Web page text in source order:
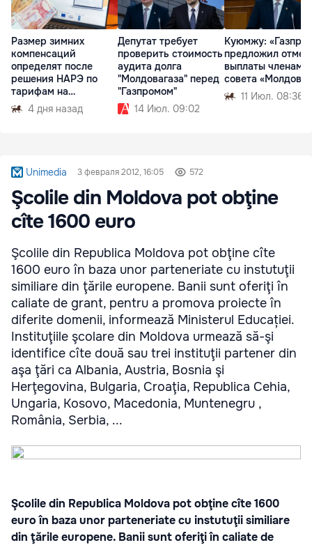
Размер зимних
компенсаций
определят после
решения НАРЭ по
тарифам на
природный газ
4 дня назад
Депутат требует
проверить стоимость
аудита долга
"Молдовагаза" перед
"Газпромом"
14 Июл. 09:02
Куюмжу:
предложил
выплаты членам
совета
11 Июл. 08:36
Unimedia 3 февраля 2012, 16:05 572
Şcolile din Moldova pot obţine
cîte 1600 euro
Şcolile din Republica Moldova pot obţine cîte
1600 euro în baza unor parteneriate cu instutuţii
similiare din ţările europene. Banii sunt oferiţi în
caliate de grant, pentru a promova proiecte în
diferite domenii, informează Ministerul Educației.
Instituţiile şcolare din Moldova urmează să-şi
identifice cîte două sau trei instituţii partener din
aşa ţări ca Albania, Austria, Bosnia şi
Herţegovina, Bulgaria, Croaţia, Republica Cehia,
Ungaria, Kosovo, Macedonia, Muntenegru ,
România, Serbia, ...
Şcolile din Republica Moldova pot obţine cîte 1600
euro în baza unor parteneriate cu instutuţii similiare
din ţările europene. Banii sunt oferiţi în caliate de